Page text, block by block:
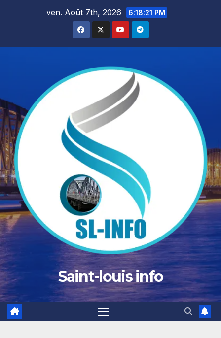
ven. Août 7th, 2026 6:18:22 PM
Saint-louis info